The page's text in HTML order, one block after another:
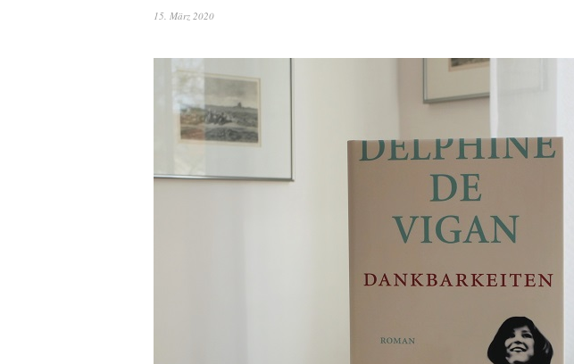
15. März 2020